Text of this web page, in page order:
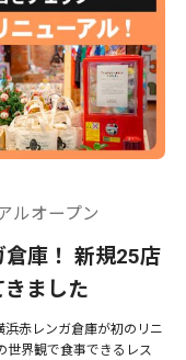
ルオープン
倉庫！ 新規25店
ました
赤レンガ倉庫が初のリニ
世界観で食事できるレス